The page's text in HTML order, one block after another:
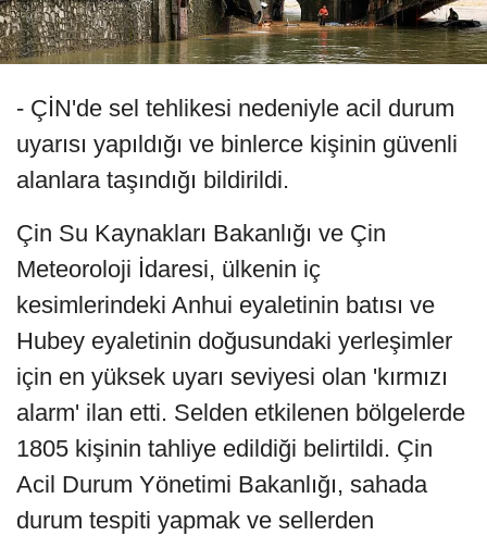
- ÇİN'de sel tehlikesi nedeniyle acil durum
uyarısı yapıldığı ve binlerce kişinin güvenli
alanlara taşındığı bildirildi.
Çin Su Kaynakları Bakanlığı ve Çin
Meteoroloji İdaresi, ülkenin iç
kesimlerindeki Anhui eyaletinin batısı ve
Hubey eyaletinin doğusundaki yerleşimler
için en yüksek uyarı seviyesi olan 'kırmızı
alarm' ilan etti. Selden etkilenen bölgelerde
1805 kişinin tahliye edildiği belirtildi. Çin
Acil Durum Yönetimi Bakanlığı, sahada
durum tespiti yapmak ve sellerden